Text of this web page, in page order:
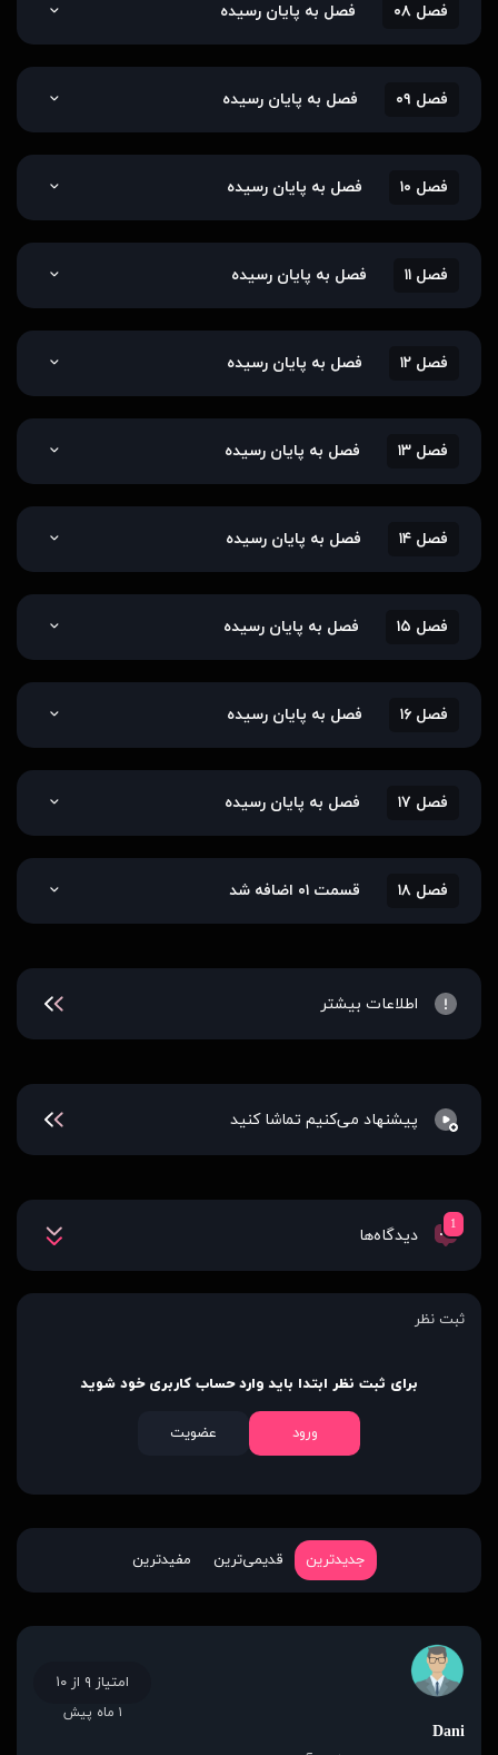
فصل ۰۸ فصل به پایان رسیده
فصل ۰۹ فصل به پایان رسیده
فصل ۱۰ فصل به پایان رسیده
فصل ۱۱ فصل به پایان رسیده
فصل ۱۲ فصل به پایان رسیده
فصل ۱۳ فصل به پایان رسیده
فصل ۱۴ فصل به پایان رسیده
فصل ۱۵ فصل به پایان رسیده
فصل ۱۶ فصل به پایان رسیده
فصل ۱۷ فصل به پایان رسیده
فصل ۱۸ قسمت ۰۱ اضافه شد
اطلاعات بیشتر
پیشنهاد می‌کنیم تماشا کنید
1
دیدگاه‌ها
ثبت نظر
برای ثبت نظر ابتدا باید وارد حساب کاربری خود شوید
ورود عضویت
جدیدترین قدیمی‌ترین مفیدترین
Dani
امتیاز ۹ از ۱۰
۱ ماه پیش